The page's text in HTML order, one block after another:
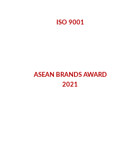
ISO 9001
ASEAN BRANDS AWARD
2021